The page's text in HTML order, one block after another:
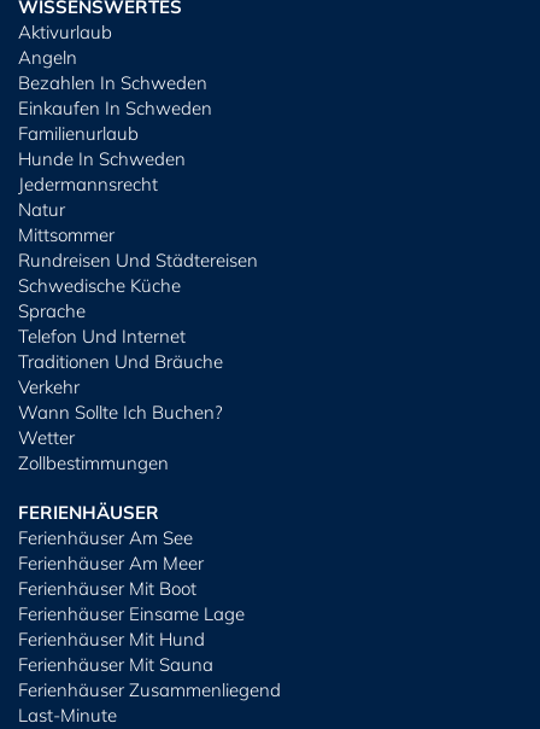
WISSENSWERTES
Aktivurlaub
Angeln
Bezahlen In Schweden
Einkaufen In Schweden
Familienurlaub
Hunde In Schweden
Jedermannsrecht
Natur
Mittsommer
Rundreisen Und Städtereisen
Schwedische Küche
Sprache
Telefon Und Internet
Traditionen Und Bräuche
Verkehr
Wann Sollte Ich Buchen?
Wetter
Zollbestimmungen
FERIENHÄUSER
Ferienhäuser Am See
Ferienhäuser Am Meer
Ferienhäuser Mit Boot
Ferienhäuser Einsame Lage
Ferienhäuser Mit Hund
Ferienhäuser Mit Sauna
Ferienhäuser Zusammenliegend
Last-Minute